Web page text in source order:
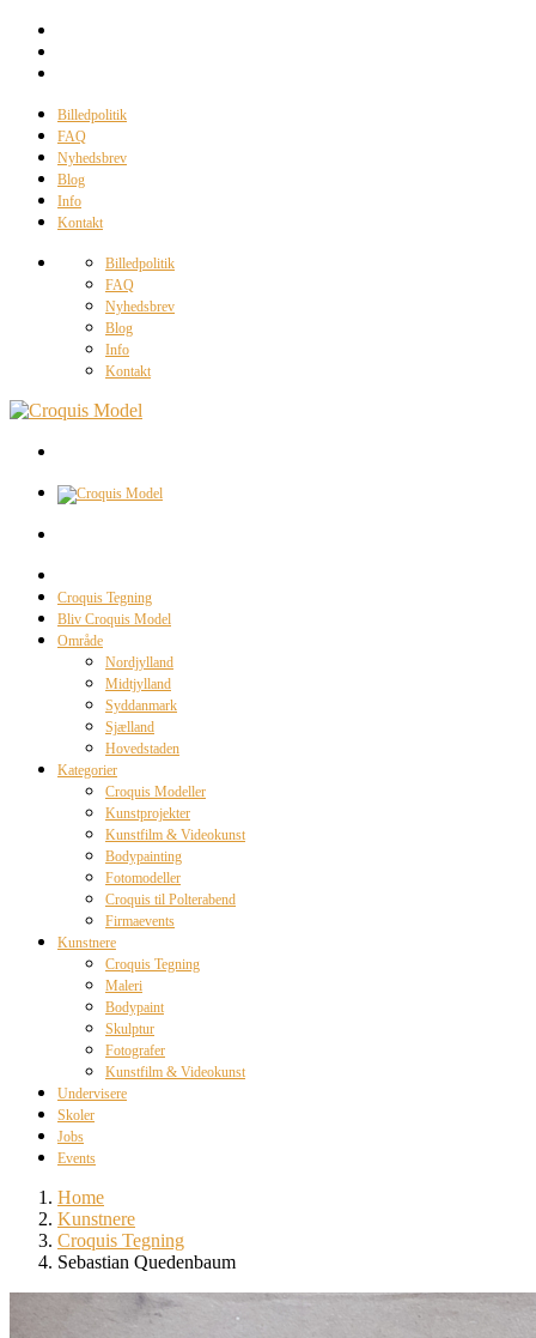
Billedpolitik
FAQ
Nyhedsbrev
Blog
Info
Kontakt
Billedpolitik
FAQ
Nyhedsbrev
Blog
Info
Kontakt
Croquis Tegning
Bliv Croquis Model
Område
Nordjylland
Midtjylland
Syddanmark
Sjælland
Hovedstaden
Kategorier
Croquis Modeller
Kunstprojekter
Kunstfilm & Videokunst
Bodypainting
Fotomodeller
Croquis til Polterabend
Firmaevents
Kunstnere
Croquis Tegning
Maleri
Bodypaint
Skulptur
Fotografer
Kunstfilm & Videokunst
Undervisere
Skoler
Jobs
Events
Home
Kunstnere
Croquis Tegning
Sebastian Quedenbaum